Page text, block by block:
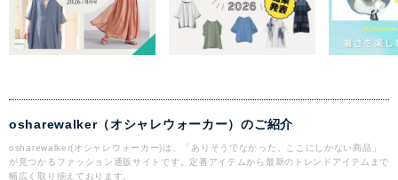
osharewalker（オシャレウォーカー）のご紹介
osharewalker(オシャレウォーカー)は、「ありそうでなかった、ここにしかない商品」
が見つかるファッション通販サイトです。定番アイテムから最新のトレンドアイテムまで
幅広く取り揃えております。